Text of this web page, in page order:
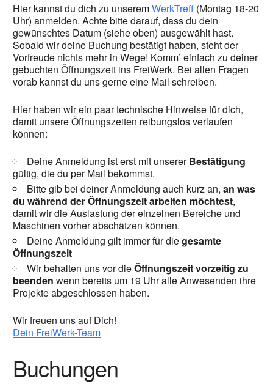
Hier kannst du dich zu unseremWerkTreff (Montag 18-20
Uhr) anmelden. Achte bitte darauf, dass du dein
gewünschtes Datum (siehe oben) ausgewählt hast.
Sobald wir deine Buchung bestätigt haben, steht der
Vorfreude nichts mehr in Wege! Komm’ einfach zu deiner
gebuchten Öffnungszeit ins FreiWerk. Bei allen Fragen
vorab kannst du uns gerne eine Mail schreiben.
Hier haben wir ein paar technische Hinweise für dich,
damit unsere Öffnungszeiten reibungslos verlaufen
können:
Deine Anmeldung ist erst mit unsererBestätigung
gültig, die du per Mail bekommst.
Bitte gib bei deiner Anmeldung auch kurz an,an was
du während der Öffnungszeit arbeiten möchtest,
damit wir die Auslastung der einzelnen Bereiche und
Maschinen vorher abschätzen können.
Deine Anmeldung gilt immer für diegesamte
Öffnungszeit
Wir behalten uns vor dieÖffnungszeit vorzeitig zu
beenden wenn bereits um 19 Uhr alle Anwesenden ihre
Projekte abgeschlossen haben.
Wir freuen uns auf Dich!
Dein FreiWerk-Team
Buchungen